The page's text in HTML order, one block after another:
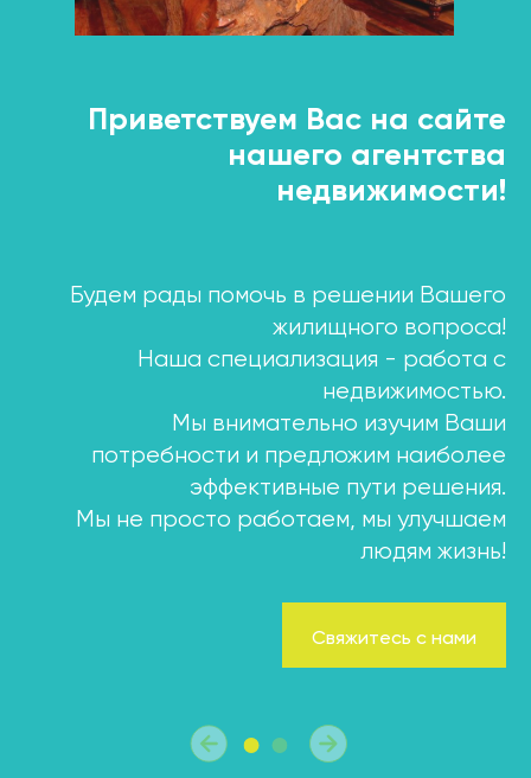
Приветствуем Вас на сайте
нашего агентства
недвижимости!
Будем рады помочь в решении Вашего
жилищного вопроса!
Наша специализация - работа с
недвижимостью.
Мы внимательно изучим Ваши
потребности и предложим наиболее
эффективные пути решения.
Мы не просто работаем, мы улучшаем
людям жизнь!
Свяжитесь с нами